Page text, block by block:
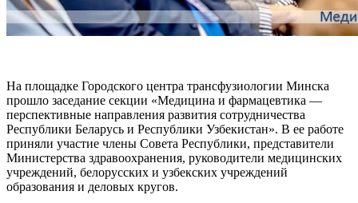
На площадке Городского центра трансфузиологии Минска
прошло заседание секции «Медицина и фармацевтика —
перспективные направления развития сотрудничества
Республики Беларусь и Республики Узбекистан». В ее работе
приняли участие члены Совета Республики, представители
Министерства здравоохранения, руководители медицинских
учреждений, белорусских и узбекских учреждений
образования и деловых кругов.